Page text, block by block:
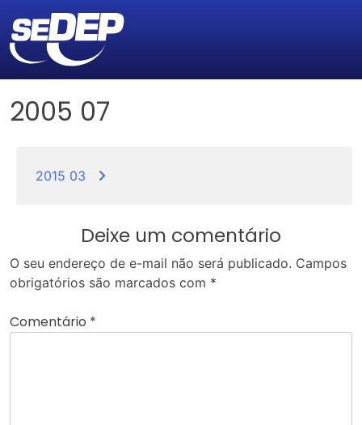
2005 07
2015 03
Deixe um comentário
O seu endereço de e-mail não será publicado. Campos
obrigatórios são marcados com *
Comentário *